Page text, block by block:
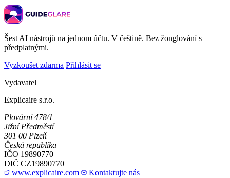
Šest AI nástrojů na jednom účtu. V češtině. Bez žonglování s
předplatnými.
Vyzkoušet zdarma Přihlásit se
Vydavatel
Explicaire s.r.o.
Plovární 478/1
Jižní Předměstí
301 00 Plzeň
Česká republika
IČO 19890770
DIČ CZ19890770
www.explicaire.com
Kontaktujte nás